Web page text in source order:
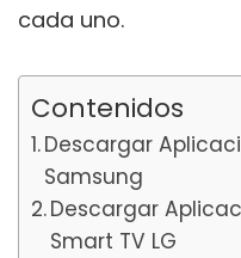
cada uno.
Contenidos
Descargar
Samsung
Descargar
Smart TV LG